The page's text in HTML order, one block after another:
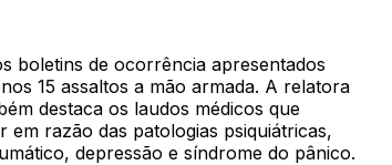
boletins de ocorrência apresentados
15 assaltos a mão armada. A relatora
destaca os laudos médicos que
razão das patologias psiquiátricas,
depressão e síndrome do pânico.